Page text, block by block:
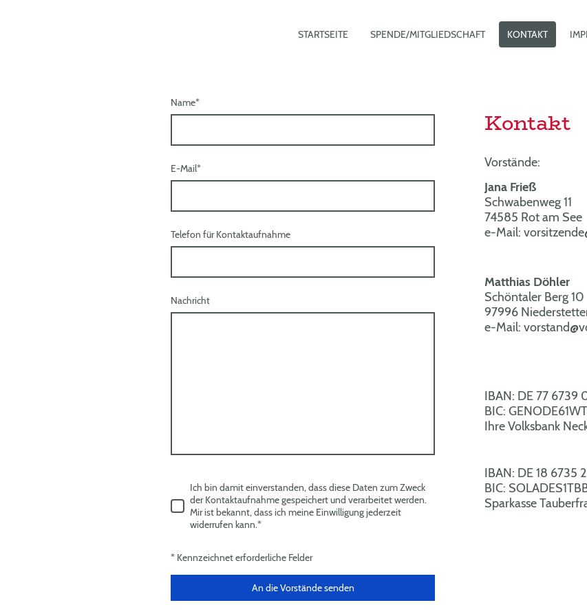
STARTSEITE SPENDE/MITGLIEDSCHAFT KONTAKT
Name*
E-Mail*
Telefon für Kontaktaufnahme
Nachricht
Ich bin damit einverstanden, dass diese Daten zum Zweck
der Kontaktaufnahme gespeichert und verarbeitet werden.
Mir ist bekannt, dass ich meine Einwilligung jederzeit
widerrufen kann.*
* Kennzeichnet erforderliche Felder
An die Vorstände senden
Kontakt
Vorstände:​
Jana Frieß
Schwabenweg 11
74585 Rot am See
e-Mail:
Matthias Döhler
Schöntaler Berg 10
97996
e-Mail:
IBAN: DE 77
BIC:
Ihre Volksbank
IBAN: DE 18
BIC:
Sparkasse